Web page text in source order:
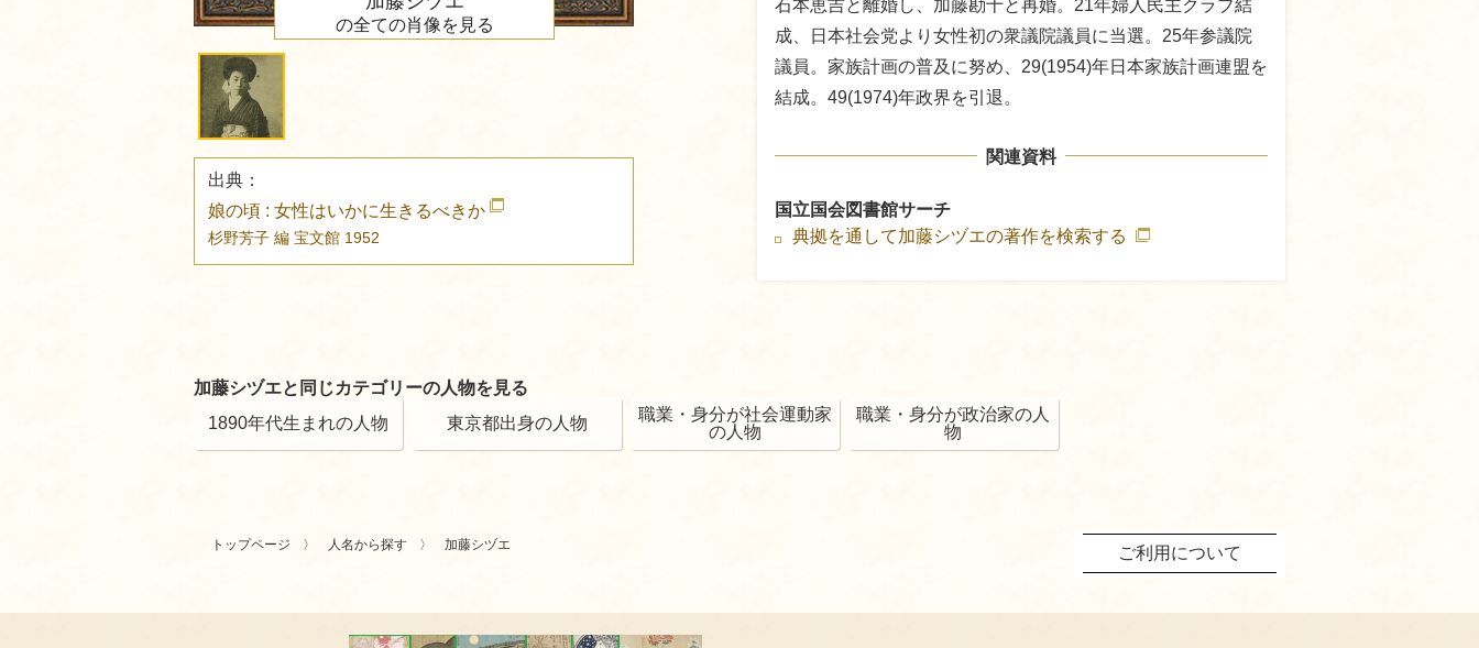
石本恵吉と離婚し、加藤勘十と再婚。21年婦人民主クラブ結
成、日本社会党より女性初の衆議院議員に当選。25年参議院
議員。家族計画の普及に努め、29(1954)年日本家族計画連盟を
結成。49(1974)年政界を引退。
関連資料
国立国会図書館サーチ
典拠を通して加藤シヅエの著作を検索する
の全ての肖像を見る
出典：
娘の頃 : 女性はいかに生きるべきか
杉野芳子 編 宝文館 1952
加藤シヅエと同じカテゴリーの人物を見る
1890年代生まれの人物
東京都出身の人物
職業・身分が社会運動家
の人物
職業・身分が政治家の人
物
トップページ 人名から探す 加藤シヅエ ご利用について